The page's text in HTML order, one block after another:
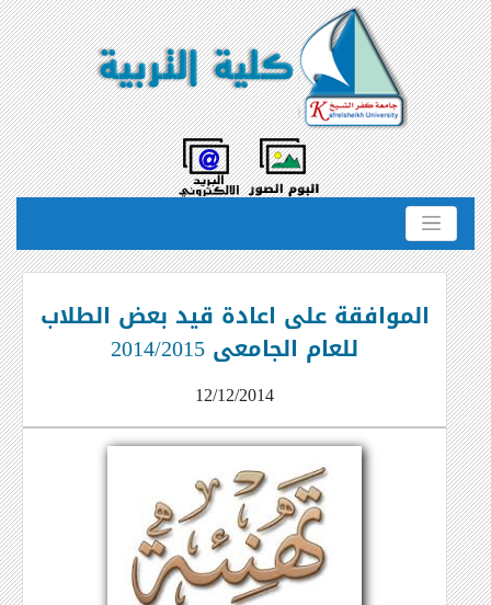
الموافقة على اعادة قيد بعض الطلاب
للعام الجامعى 2014/2015
12/12/2014